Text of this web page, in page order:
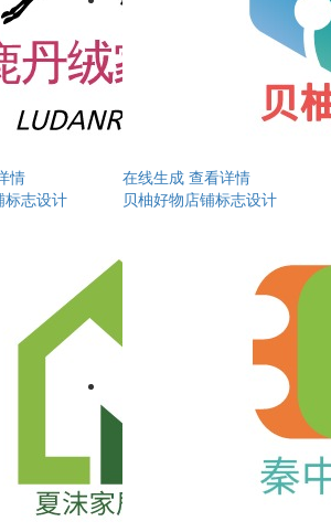
情
标志设计
在线生成 查看详情
贝柚好物店铺标志设计